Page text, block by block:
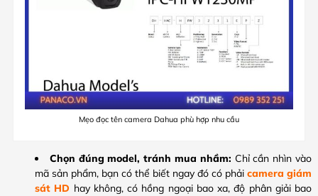
Mẹo đọc tên camera Dahua phù hợp nhu cầu
Chọn đúng model, tránh mua nhầm: Chỉ cần nhìn vào
mã sản phẩm, bạn có thể biết ngay đó có phải camera giám
sát HD hay không, có hồng ngoại bao xa, độ phân giải bao